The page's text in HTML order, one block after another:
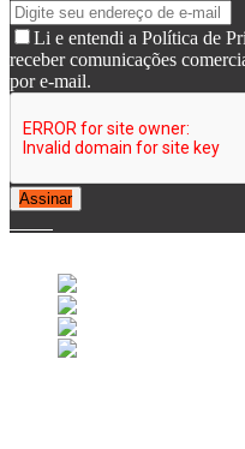
Li e entendi a Política de
receber comunicações
por e-mail.
Assinar